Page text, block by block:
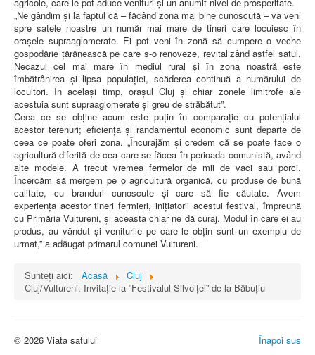
„Ne gândim și la faptul că – făcând zona mai bine cunoscută – va veni
spre satele noastre un număr mai mare de tineri care locuiesc în
orașele supraaglomerate. Ei pot veni în zonă să cumpere o veche
gospodărie țărănească pe care s-o renoveze, revitalizând astfel satul.
Necazul cel mai mare în mediul rural și în zona noastră este
îmbătrânirea și lipsa populației, scăderea continuă a numărului de
locuitori. În același timp, orașul Cluj și chiar zonele limitrofe ale
acestuia sunt supraaglomerate și greu de străbătut”.
Ceea ce se obține acum este puțin în comparație cu potențialul
acestor terenuri; eficiența și randamentul economic sunt departe de
ceea ce poate oferi zona. „Încurajăm și credem că se poate face o
agricultură diferită de cea care se făcea în perioada comunistă, având
alte modele. A trecut vremea fermelor de mii de vaci sau porci.
Încercăm să mergem pe o agricultură organică, cu produse de bună
calitate, cu branduri cunoscute și care să fie căutate. Avem
experiența acestor tineri fermieri, inițiatorii acestui festival, împreună
cu Primăria Vultureni, și aceasta chiar ne dă curaj. Modul în care ei au
produs, au vândut și veniturile pe care le obțin sunt un exemplu de
urmat,” a adăugat primarul comunei Vultureni.
Sunteți aici: Acasă
Cluj
Cluj/Vultureni: Invitație la “Festivalul Silvoiței” de la Băbuțiu
Înapoi sus
© 2026 Viata satului